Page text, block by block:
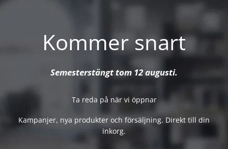
Kommer snart
Semesterstängt tom 12 augusti.
Ta reda på när vi öppnar
Kampanjer, nya produkter och försäljning. Direkt till din
inkorg.